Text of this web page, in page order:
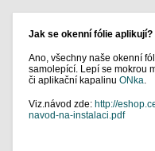
Jak se okenní fólie
Ano, všechny naše okenní
samolepící. Lepí se mokrou
či aplikační kapalinu ONka.
Viz.návod zde: http://
navod-na-instalaci.pdf